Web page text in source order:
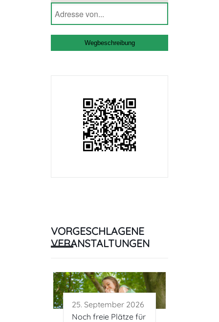
VORGESCHLAGENE
VERANSTALTUNGEN
25. September 2026
Noch freie Plätze für